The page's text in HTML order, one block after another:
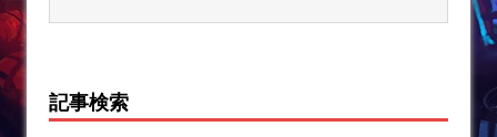
記事検索